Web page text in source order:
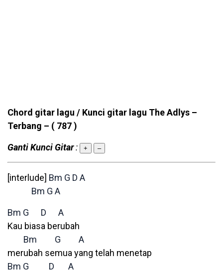
Chord gitar lagu / Kunci gitar lagu The Adlys –
Terbang – ( 787 )
Ganti Kunci Gitar: + –
[interlude] Bm G D A
Bm G A
Bm G D
A
Kau biasa berubah
Bm
G
A
merubah semua yang telah menetap
Bm G D
A